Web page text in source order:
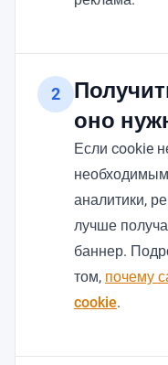
2
оно
Если cookie
аналитики,
лучше
баннер.
том, почему
cookie.